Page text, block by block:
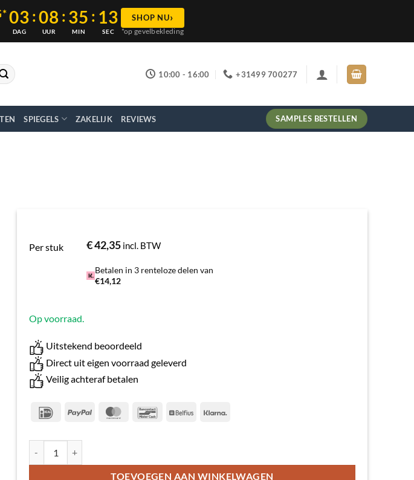
03
DAG
: 08
UUR
: 35
MIN
: 12
SEC
SHOP NU›
*op gevelbekleding
10:00 - 16:00 +31499 700277
SPIEGELS ZAKELIJK REVIEWS SAMPLES BESTELLEN
Per stuk €42,35 incl. BTW
Betalen in 3 renteloze delen van
€14,12
Op voorraad.
Uitstekend beoordeeld
Direct uit eigen voorraad geleverd
Veilig achteraf betalen
IDeal PayPal MasterCardBancontactBelfius
TOEVOEGEN AAN WINKELWAGEN
Alternative: